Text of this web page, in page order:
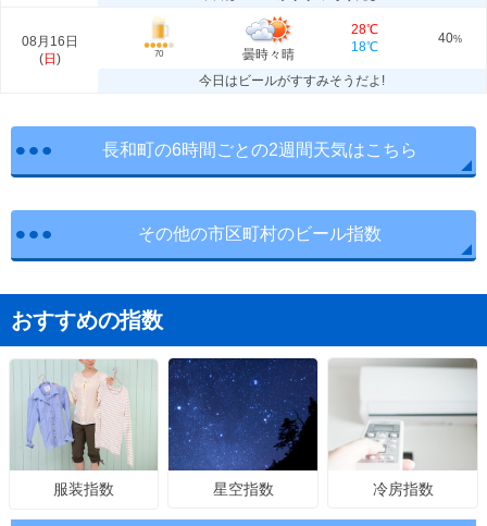
08月16日
(日 ) 70 曇時々晴
28℃
18℃
40%
今日はビールがすすみそうだよ!
長和町の6時間ごとの2週間天気はこちら
その他の市区町村のビール指数
おすすめの指数
服装指数 星空指数 冷房指数